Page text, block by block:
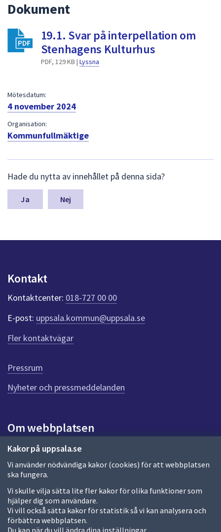
för
att
Kakor på uppsala.se
Vi använder nödvändiga kakor (cookies) för att webbplatsen
ska fungera.
Vi skulle vilja sätta lite fler kakor för olika funktioner som
hjälper dig som användare.
Vi vill också sätta kakor för statistik så vi kan analysera och
förbättra webbplatsen.
Du kan när du vill ändra dina inställningar.
Dokument
19.1. Svar på interpellation om
Stenhagens Kulturhus
PDF, 129 KB | Lyssna
Mötesdatum:
4 november 2024
Organisation:
Kommunfullmäktige
ä
m
a
n
k
t
e
r
f
ö
r
e
n
n
a
d
a
Hade du nytta av innehållet på denna sida?
Nej
Kontakt
Kontaktcenter: 018-727 00 00
E-post: uppsala.kommun@uppsala.se
Fler kontaktvägar
Pressrum
Nyheter och pressmeddelanden
Om webbplatsen
Om webbplatsen
Allmänna handlingar och diarium
Behandling av personuppgifter
Kakor
Språk (other languages)